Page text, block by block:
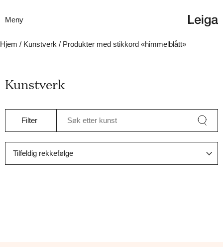
Meny
Hjem / Kunstverk / Produkter med stikkord «himmelblått»
Kunstverk
Filter Søk etter kunst